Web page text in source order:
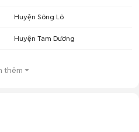
Huyện Sông Lô
Huyện Tam Dương
thêm